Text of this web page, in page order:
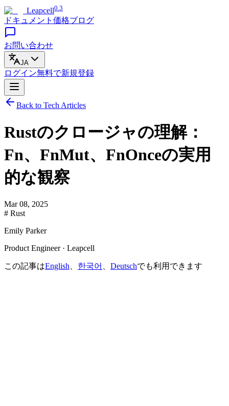
Leapcell0.3
ドキュメント 価格ブログ
お問い合わせ
JA
ログイン無料で新規登録
Back to Tech Articles
Rustのクロージャの理解：
Fn、FnMut、FnOnceの実用
的な観察
Mar 08, 2025
# Rust
Emily Parker
Product Engineer · Leapcell
この記事はEnglish 한국어 Deutschでも利用できます